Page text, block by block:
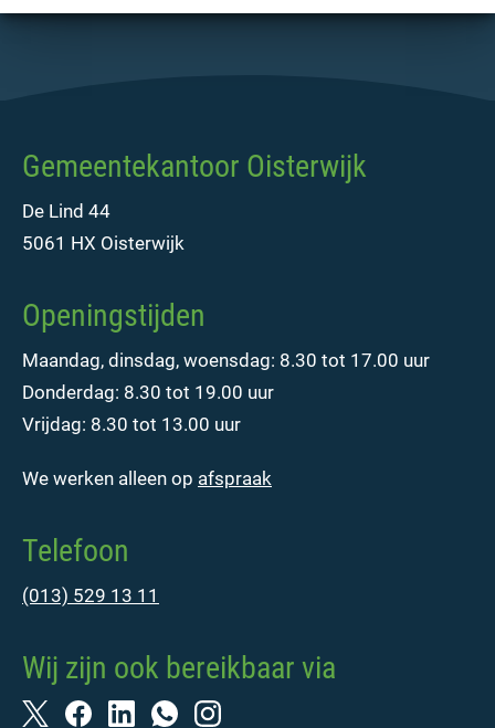
Gemeentekantoor Oisterwijk
De Lind 44
5061 HX Oisterwijk
Openingstijden
Maandag, dinsdag, woensdag: 8.30 tot 17.00 uur
Donderdag: 8.30 tot 19.00 uur
Vrijdag: 8.30 tot 13.00 uur
We werken alleen op afspraak
Telefoon
(013) 529 13 11
Wij zijn ook bereikbaar via